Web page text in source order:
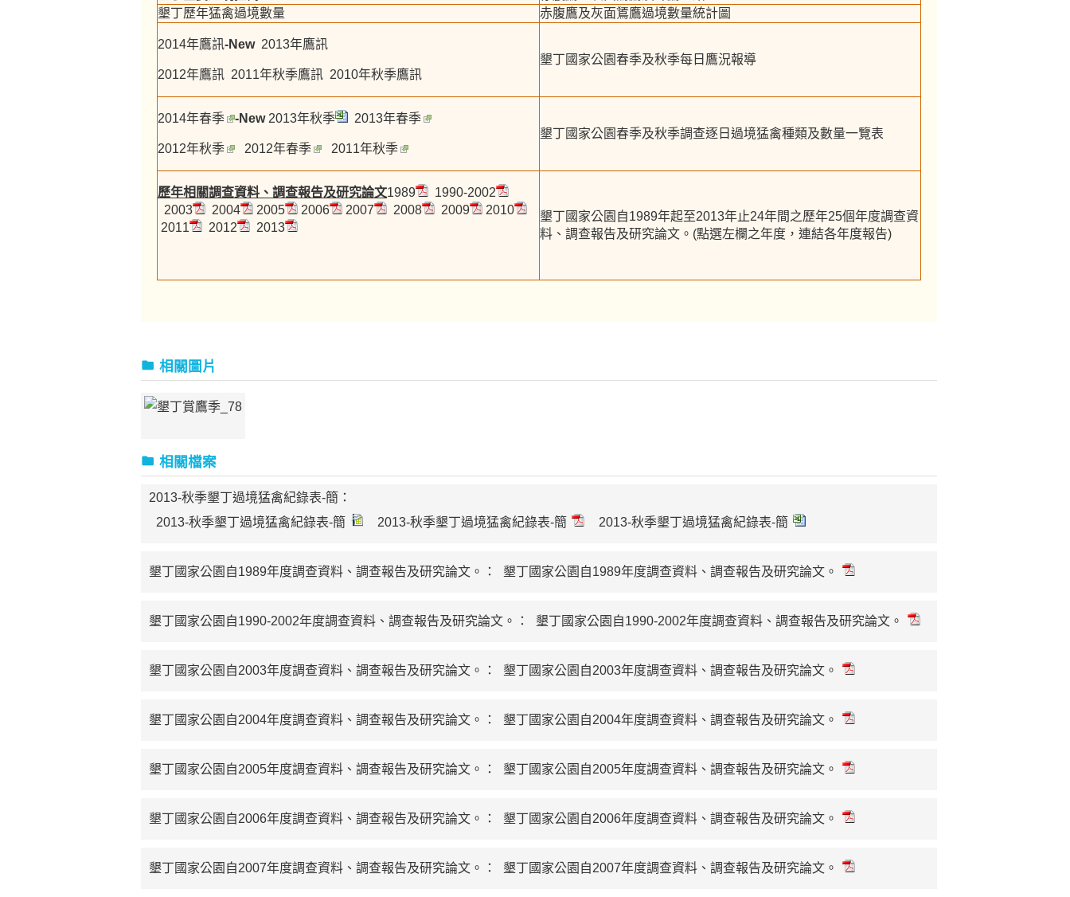
墾丁歷年猛禽過境數量
赤腹鷹及灰面鵟鷹過境數量統計圖
2014年鷹訊-New 2013年鷹訊
2012年鷹訊 2011年秋季鷹訊 2010年秋季鷹訊
墾丁國家公園春季及秋季每日鷹況報導
2014年春季 -New 2013年秋季 2013年春季
2012年秋季 2012年春季 2011年秋季
墾丁國家公園春季及秋季調查逐日過境猛禽種類及數量一覽表
歷年相關調查資料、調查報告及研究論文1989
1990-2002
2003
2004 2005 2006 2007 2008 2009
2010
2011
2012 2013
墾丁國家公園自1989年起至2013年止24年間之歷年25個年度調查資
料、調查報告及研究論文。(點選左欄之年度，連結各年度報告)
相關圖片
相關檔案
2013-秋季墾丁過境猛禽紀錄表-簡：
2013-秋季墾丁過境猛禽紀錄表-簡
2013-秋季墾丁過境猛禽紀錄表-簡 2013-秋季墾丁過境猛禽紀錄表-簡
墾丁國家公園自1989年度調查資料、調查報告及研究論文。： 墾丁國家公園自1989年度調查資料、調查報告及研究論文。
墾丁國家公園自1990-2002年度調查資料、調查報告及研究論文。： 墾丁國家公園自1990-2002年度調查資料、調查報告及研究論文。
墾丁國家公園自2003年度調查資料、調查報告及研究論文。： 墾丁國家公園自2003年度調查資料、調查報告及研究論文。
墾丁國家公園自2004年度調查資料、調查報告及研究論文。： 墾丁國家公園自2004年度調查資料、調查報告及研究論文。
墾丁國家公園自2005年度調查資料、調查報告及研究論文。： 墾丁國家公園自2005年度調查資料、調查報告及研究論文。
墾丁國家公園自2006年度調查資料、調查報告及研究論文。： 墾丁國家公園自2006年度調查資料、調查報告及研究論文。
墾丁國家公園自2007年度調查資料、調查報告及研究論文。： 墾丁國家公園自2007年度調查資料、調查報告及研究論文。